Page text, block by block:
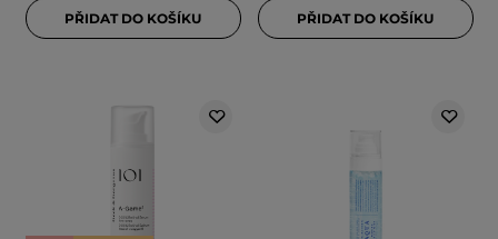
PŘIDAT DO KOŠÍKU PŘIDAT DO KOŠÍKU